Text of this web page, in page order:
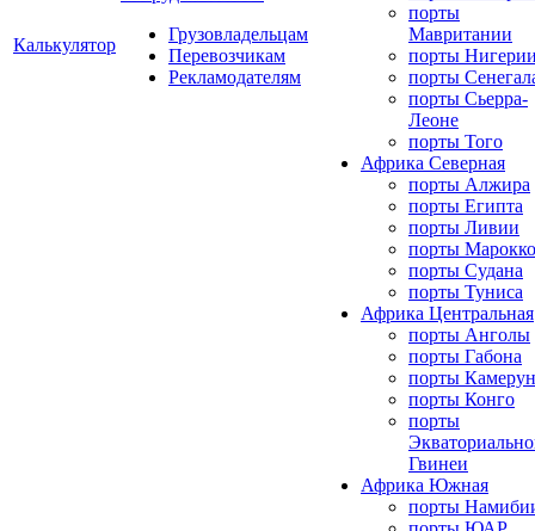
Калькулятор
Грузовладельцам
Перевозчикам
Рекламодателям
порты
Мавритании
порты
порты
порты Сьерра-
Леоне
порты Того
Африка Северная
порты Алжира
порты Египта
порты Ливии
порты Марокко
порты Судана
порты Туниса
Африка Центральная
порты Анголы
порты Габона
порты
порты Конго
порты
Гвинеи
Африка Южная
порты